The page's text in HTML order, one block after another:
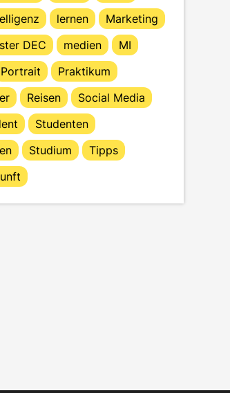
lernen
Marketing
DEC medien
MI
Portrait
Praktikum
Reisen
Social Media
Studenten
Studium
Tipps